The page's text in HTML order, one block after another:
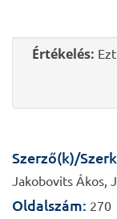
Értékelés:
Szerző(k)/
Jakobovits Ákos,
Oldalszám: 270